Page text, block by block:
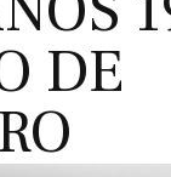
DE